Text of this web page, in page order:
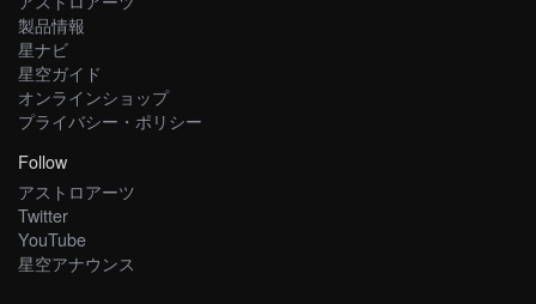
製品情報
星ナビ
星空ガイド
オンラインショップ
プライバシー・ポリシー
Follow
アストロアーツ
Twitter
YouTube
星空アナウンス